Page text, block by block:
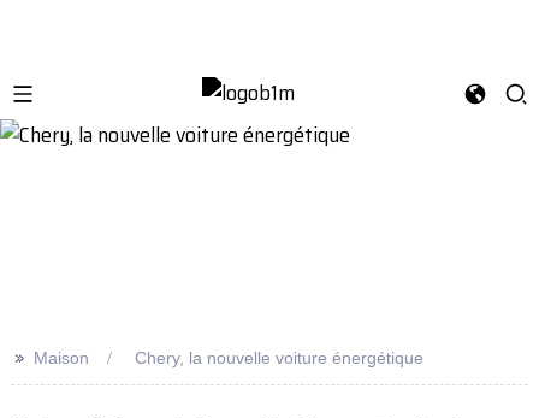
>> Maison Chery, la nouvelle voiture énergétique